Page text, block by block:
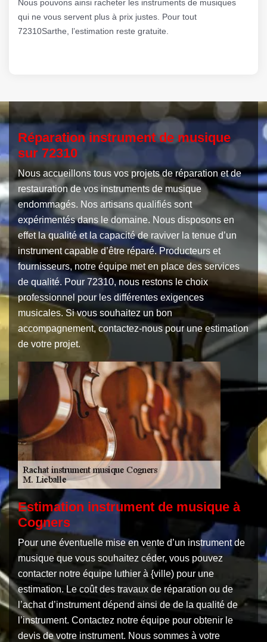
Nous pouvons ainsi racheter les instruments de musiques
qui ne vous servent plus à prix justes. Pour tout
72310Sarthe, l’estimation reste gratuite.
Réparation instrument de musique
sur 72310
Nous accueillons tous vos projets de réparation et de
restauration de vos instruments de musique
endommagés. Nos artisans qualifiés sont
expérimentés dans le domaine. Nous disposons en
effet la qualité et la capacité de raviver la tenue d’un
instrument capable d’être réparé. Producteurs et
fournisseurs, notre équipe met en place des services
de qualité. Pour 72310, nous restons le choix
professionnel pour les différentes exigences
musicales. Si vous souhaitez un bon
accompagnement, contactez-nous pour une estimation
de votre projet.
Estimation instrument de musique à
Cogners
Pour une éventuelle mise en vente d’un instrument de
musique que vous souhaitez céder, vous pouvez
contacter notre équipe luthier à {ville) pour une
estimation. Le coût des travaux de réparation ou de
l’achat d’instrument dépend ainsi de de la qualité de
l’instrument. Contactez notre équipe pour obtenir le
devis de votre instrument. Nous sommes à votre